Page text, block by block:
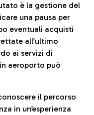
è la gestione del
una pausa per
eventuali acquisti
all’ultimo
ai servizi di
aeroporto può
il percorso
in un’esperienza